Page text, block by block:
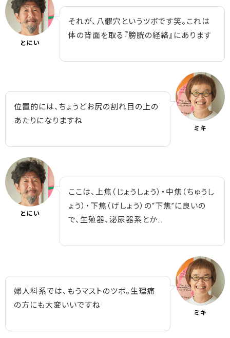
とにい
それが、八髎穴というツボです笑。これは
体の背面を取る『膀胱の経絡』にあります
位置的には、ちょうどお尻の割れ目の上の
あたりになりますね
ミキ
とにい
ここは、上焦（じょうしょう）・中焦（ちゅうし
ょう）・下焦（げしょう）の“下焦”に良いの
で、生殖器、泌尿器系とか…
婦人科系では、もうマストのツボ。生理痛
の方にも大変いいですね
ミキ